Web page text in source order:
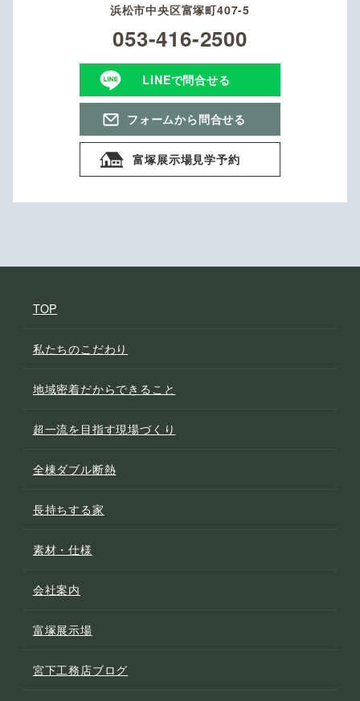
浜松市中央区富塚町407-5
053-416-2500
LINEで問合せる
フォームから問合せる
富塚展示場見学予約
TOP
私たちのこだわり
地域密着だからできること
超一流を目指す現場づくり
全棟ダブル断熱
長持ちする家
素材・仕様
会社案内
富塚展示場
宮下工務店ブログ